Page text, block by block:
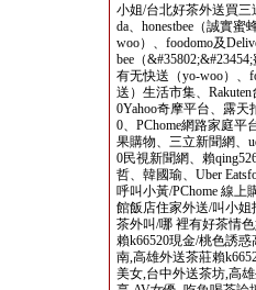
小姐/台北好茶外送買三
da、honestbee（誠實
woo）、foodomo及
bee（
有无快送（yo-woo）、
送）生活市集、
0Yahoo奇摩平台、露天
0、PChome網路家庭平
果購物、三立新聞網、
0民視新聞網、賴
哲、韓國瑜、Uber
呼叫小黃/PChome 線上
館飯店住家外送/叫小姐
茶外叫/哪 裡有好茶情
賴k66520現金/桃色誘
南,高雄外送茶莊賴
美女,台中外送茶坊,高